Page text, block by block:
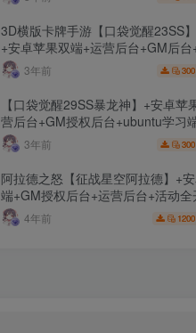
+代理后台
3D横版卡牌手游【口袋觉醒23SS
+安卓苹果双端+运营后台+GM后台
建教程3年前 300
【口袋觉醒29SS暴龙神】+安卓苹
营后台+GM授权后台+ubuntu学习
3年前 300
阿拉德之怒【征战星空阿拉德】+
端+GM授权后台+运营后台+活动全
教程 4年前 1200